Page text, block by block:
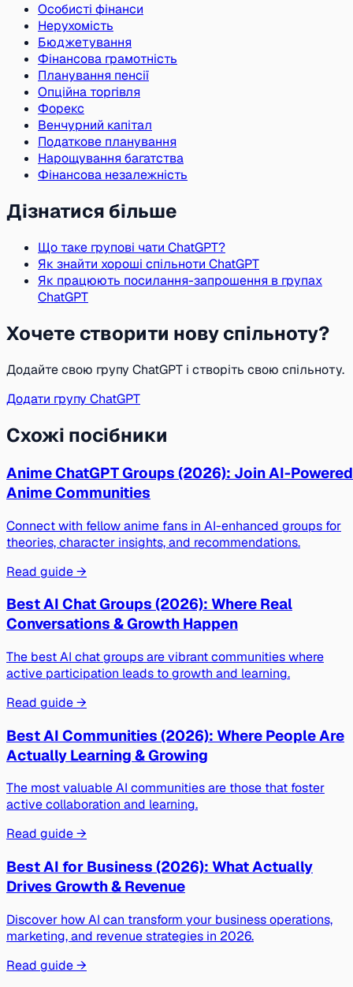
Особисті фінанси
Нерухомість
Бюджетування
Фінансова грамотність
Планування пенсії
Опційна торгівля
Форекс
Венчурний капітал
Податкове планування
Нарощування багатства
Фінансова незалежність
Дізнатися більше
Що таке групові чати ChatGPT?
Як знайти хороші спільноти ChatGPT
Як працюють посилання-запрошення в групах
ChatGPT
Хочете створити нову спільноту?
Додайте свою групу ChatGPT і створіть свою спільноту.
Додати групу ChatGPT
Схожі посібники
Anime ChatGPT Groups (2026): Join AI-Powered
Anime Communities
Connect with fellow anime fans in AI-enhanced groups for
theories, character insights, and recommendations.
Read guide →
Best AI Chat Groups (2026): Where Real
Conversations & Growth Happen
The best AI chat groups are vibrant communities where
active participation leads to growth and learning.
Read guide →
Best AI Communities (2026): Where People Are
Actually Learning & Growing
The most valuable AI communities are those that foster
active collaboration and learning.
Read guide →
Best AI for Business (2026): What Actually
Drives Growth & Revenue
Discover how AI can transform your business operations,
marketing, and revenue strategies in 2026.
Read guide →